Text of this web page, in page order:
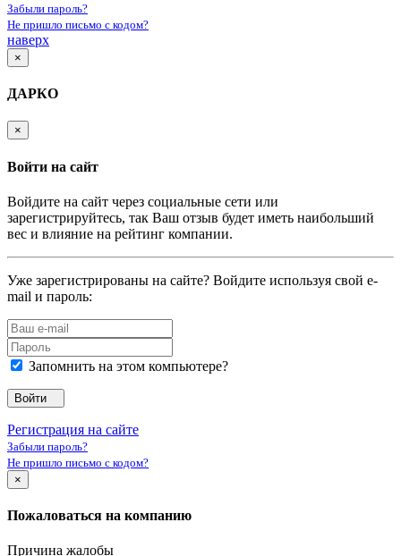
Забыли пароль?
Не пришло письмо с кодом?
наверх
×
ДАРКО
×
Войти на сайт
Войдите на сайт через социальные сети или
зарегистрируйтесь, так Ваш отзыв будет иметь наибольший
вес и влияние на рейтинг компании.
Уже зарегистрированы на сайте? Войдите используя свой e-
mail и пароль:
Запомнить на этом компьютере?
Войти
Регистрация на сайте
Забыли пароль?
Не пришло письмо с кодом?
×
Пожаловаться на компанию
Причина жалобы